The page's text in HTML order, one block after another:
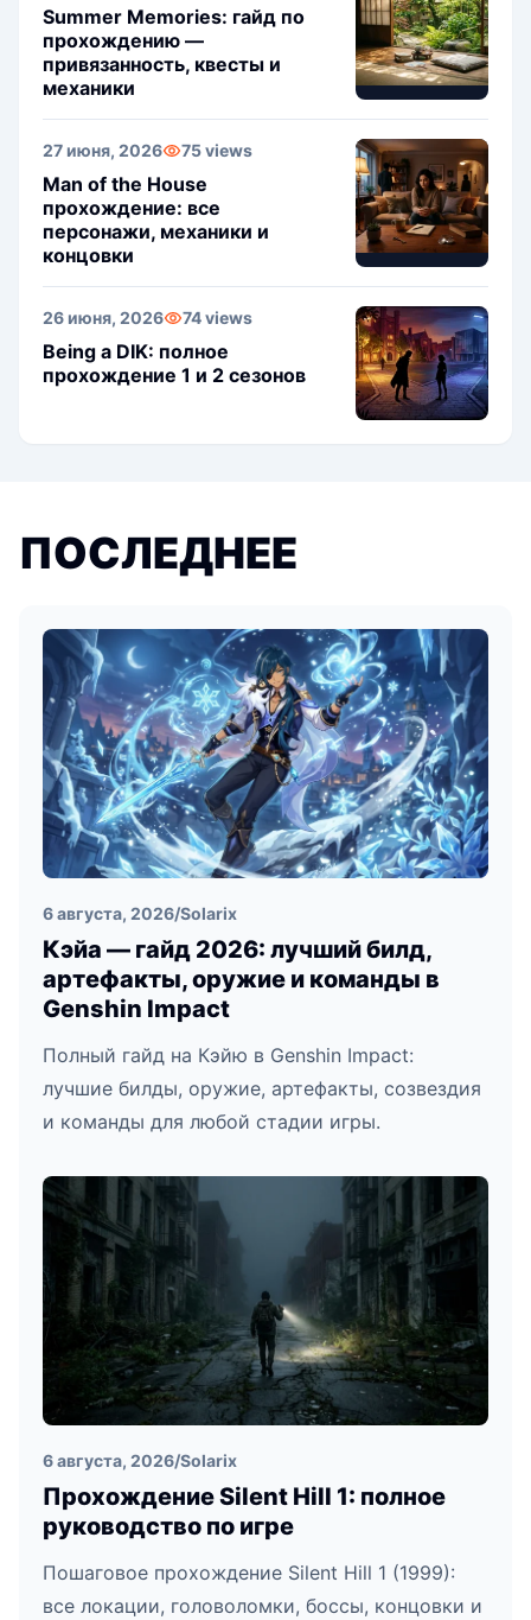
Summer Memories: гайд по
прохождению —
привязанность, квесты и
механики
27 июня, 2026 75 views
Man of the House
прохождение: все
персонажи, механики и
концовки
26 июня, 2026 74 views
Being a DIK: полное
прохождение 1 и 2 сезонов
ПОСЛЕДНЕЕ
6 августа, 2026/Solarix
Кэйа — гайд 2026: лучший билд,
артефакты, оружие и команды в
Genshin Impact
Полный гайд на Кэйю в Genshin Impact:
лучшие билды, оружие, артефакты, созвездия
и команды для любой стадии игры.
6 августа, 2026/Solarix
Прохождение Silent Hill 1: полное
руководство по игре
Пошаговое прохождение Silent Hill 1 (1999):
все локации, головоломки, боссы, концовки и